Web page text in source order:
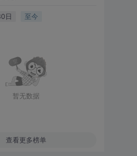
日 至今
暂无数据
查看更多榜单